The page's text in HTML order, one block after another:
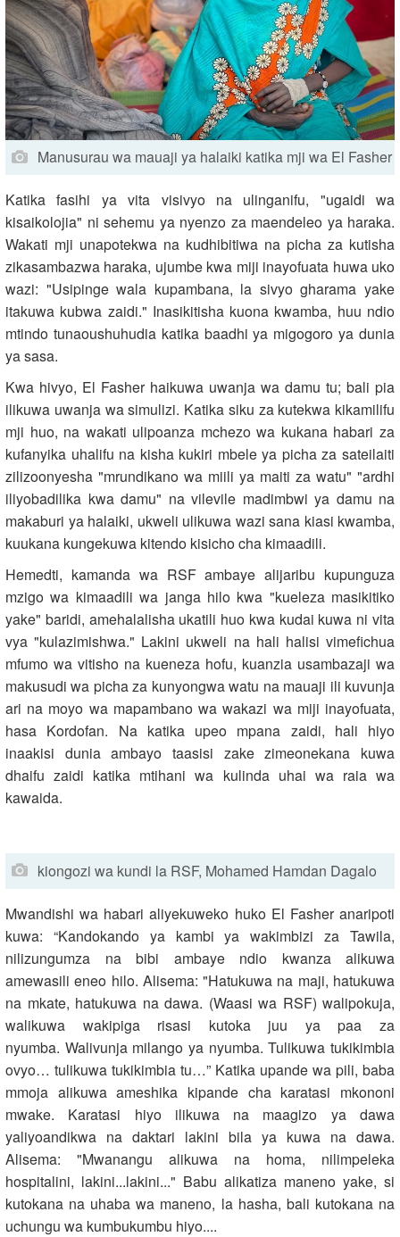
Manusurau wa mauaji ya halaiki katika mji wa El Fasher
Katika fasihi ya vita visivyo na ulinganifu, "ugaidi wa
kisaikolojia" ni sehemu ya nyenzo za maendeleo ya haraka.
Wakati mji unapotekwa na kudhibitiwa na picha za kutisha
zikasambazwa haraka, ujumbe kwa miji inayofuata huwa uko
wazi: "Usipinge wala kupambana, la sivyo gharama yake
itakuwa kubwa zaidi." Inasikitisha kuona kwamba, huu ndio
mtindo tunaoushuhudia katika baadhi ya migogoro ya dunia
ya sasa.
Kwa hivyo, El Fasher haikuwa uwanja wa damu tu; bali pia
ilikuwa uwanja wa simulizi. Katika siku za kutekwa kikamilifu
mji huo, na wakati ulipoanza mchezo wa kukana habari za
kufanyika uhalifu na kisha kukiri mbele ya picha za sateilaiti
zilizoonyesha "mrundikano wa miili ya maiti za watu" "ardhi
iliyobadilika kwa damu" na vilevile madimbwi ya damu na
makaburi ya halaiki, ukweli ulikuwa wazi sana kiasi kwamba,
kuukana kungekuwa kitendo kisicho cha kimaadili.
Hemedti, kamanda wa RSF ambaye alijaribu kupunguza
mzigo wa kimaadili wa janga hilo kwa "kueleza masikitiko
yake" baridi, amehalalisha ukatili huo kwa kudai kuwa ni vita
vya "kulazimishwa." Lakini ukweli na hali halisi vimefichua
mfumo wa vitisho na kueneza hofu, kuanzia usambazaji wa
makusudi wa picha za kunyongwa watu na mauaji ili kuvunja
ari na moyo wa mapambano wa wakazi wa miji inayofuata,
hasa Kordofan. Na katika upeo mpana zaidi, hali hiyo
inaakisi dunia ambayo taasisi zake zimeonekana kuwa
dhaifu zaidi katika mtihani wa kulinda uhai wa raia wa
kawaida.
kiongozi wa kundi la RSF, Mohamed Hamdan Dagalo
Mwandishi wa habari aliyekuweko huko El Fasher anaripoti
kuwa: “Kandokando ya kambi ya wakimbizi za Tawila,
nilizungumza na bibi ambaye ndio kwanza alikuwa
amewasili eneo hilo. Alisema: "Hatukuwa na maji, hatukuwa
na mkate, hatukuwa na dawa. (Waasi wa RSF) walipokuja,
walikuwa wakipiga risasi kutoka juu ya paa za
nyumba. Walivunja milango ya nyumba. Tulikuwa tukikimbia
ovyo… tulikuwa tukikimbia tu…” Katika upande wa pili, baba
mmoja alikuwa ameshika kipande cha karatasi mkononi
mwake. Karatasi hiyo ilikuwa na maagizo ya dawa
yaliyoandikwa na daktari lakini bila ya kuwa na dawa.
Alisema: "Mwanangu alikuwa na homa, nilimpeleka
hospitalini, lakini...lakini..." Babu alikatiza maneno yake, si
kutokana na uhaba wa maneno, la hasha, bali kutokana na
uchungu wa kumbukumbu hiyo....